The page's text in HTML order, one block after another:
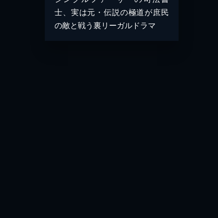
士、実は元・伝説の極道が庶民
の敵と戦う裏リーガルドラマ